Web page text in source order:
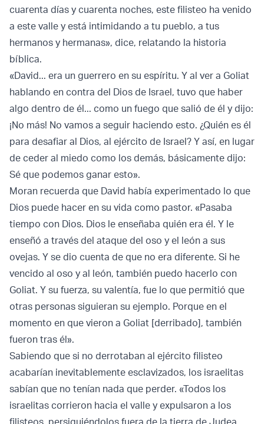
cuarenta días y cuarenta noches, este filisteo ha venido
a este valle y está intimidando a tu pueblo, a tus
hermanos y hermanas», dice, relatando la historia
bíblica.
«David... era un guerrero en su espíritu. Y al ver a Goliat
hablando en contra del Dios de Israel, tuvo que haber
algo dentro de él... como un fuego que salió de él y dijo:
¡No más! No vamos a seguir haciendo esto. ¿Quién es él
para desafiar al Dios, al ejército de Israel? Y así, en lugar
de ceder al miedo como los demás, básicamente dijo:
Sé que podemos ganar esto».
Moran recuerda que David había experimentado lo que
Dios puede hacer en su vida como pastor. «Pasaba
tiempo con Dios. Dios le enseñaba quién era él. Y le
enseñó a través del ataque del oso y el león a sus
ovejas. Y se dio cuenta de que no era diferente. Si he
vencido al oso y al león, también puedo hacerlo con
Goliat. Y su fuerza, su valentía, fue lo que permitió que
otras personas siguieran su ejemplo. Porque en el
momento en que vieron a Goliat [derribado], también
fueron tras él».
Sabiendo que si no derrotaban al ejército filisteo
acabarían inevitablemente esclavizados, los israelitas
sabían que no tenían nada que perder. «Todos los
israelitas corrieron hacia el valle y expulsaron a los
filisteos, persiguiéndolos fuera de la tierra de Judea